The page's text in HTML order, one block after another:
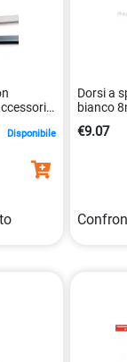
migliorare i tuoi
nostra
sorprendenti ogni
Disponibile
Dorsi a
bianco
€9.07